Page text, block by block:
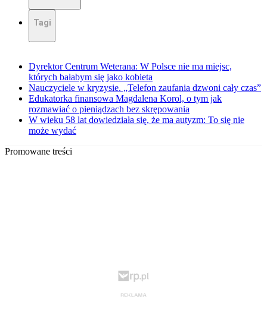
Tagi
Dyrektor Centrum Weterana: W Polsce nie ma miejsc,
których bałabym się jako kobieta
Nauczyciele w kryzysie. „Telefon zaufania dzwoni cały czas”
Edukatorka finansowa Magdalena Korol, o tym jak
rozmawiać o pieniądzach bez skrępowania
W wieku 58 lat dowiedziała się, że ma autyzm: To się nie
może wydać
Promowane treści